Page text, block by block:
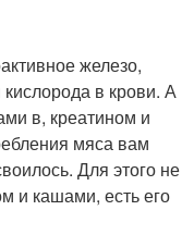
железо,
кислорода в крови. А
в, креатином и
мяса вам
Для этого не
и кашами, есть его